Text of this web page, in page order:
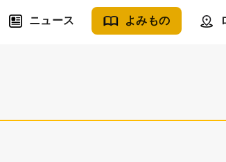
ニュース よみもの